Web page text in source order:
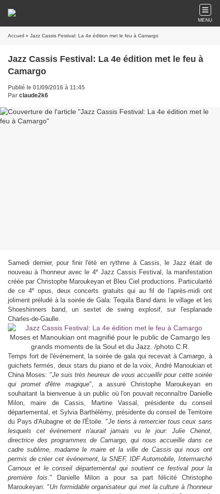
MENU
Accueil » Jazz Cassis Festival: La 4e édition met le feu à Camargo
Jazz Cassis Festival: La 4e édition met le feu à
Camargo
Publié le 01/09/2016 à 11:45
Par claude2k6
Samedi dernier, pour finir l'été en rythme à Cassis, le Jazz était de
nouveau à l'honneur avec le 4eJazz Cassis Festival, la manifestation
créée par Christophe Maroukeyan et Bleu Ciel productions. Particularité
de ce 4e
opus, deux concerts gratuits qui au fil de l'après-midi ont
joliment préludé à la soirée de Gala: Tequila Band dans le village et les
Shoeshinners band, un sextet de swing explosif, sur l'esplanade
Charles-de-Gaulle.
Moses et Manoukian ont magnifié pour le public de Camargo les
grands moments de la Soul et du Jazz. /photo C.R.
Temps fort de l'événement, la soirée de gala qui recevait à Camargo, à
guichets fermés, deux stars du piano et de la voix, André Manoukian et
China Moses: "Je suis très heureux de vous accueillir pour cette soirée
qui promet d'être magique", a assuré Christophe Maroukeyan en
souhaitant la bienvenue à un public où l'on pouvait reconnaître Danielle
Milon, maire de Cassis, Martine Vassal, présidente du conseil
départemental, et Sylvia Barthélémy, présidente du conseil de Territoire
du Pays d'Aubagne et de l'Étoile. "Je tiens à remercier tous ceux sans
lesquels cet événement n'aurait jamais vu le jour: Julie Chenot,
directrice des programmes de Camargo, qui nous accueille dans ce
cadre sublime, madame le maire et la ville de Cassis qui nous ont
permis de créer cet événement, la SNEF, IDF Automobile, Intermarché
Carnoux et le conseil départemental qui soutient ce festival pour la
première fois." Danielle Milon a pour sa part félicité Christophe
Maroukeyan: "Un formidable organisateur qui met la culture à l'honneur